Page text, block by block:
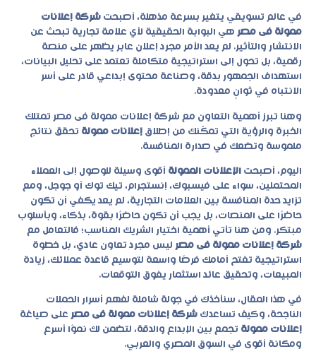
في عالم تسويقي يتغير بسرعة مذهلة، أصبحت شركة إعلانات
ممولة فى مصر هي البوابة الحقيقية لأي علامة تجارية تبحث عن
الانتشار والتأثير. لم يعد الأمر مجرد إعلان عابر يظهر على منصة
رقمية، بل تحول إلى استراتيجية متكاملة تعتمد على تحليل البيانات،
استهداف الجمهور بدقة، وصناعة محتوى إبداعي قادر على أسر
الانتباه في ثوانٍ معدودة.
وهنا تبرز أهمية التعاون مع شركة إعلانات ممولة فى مصر تمتلك
الخبرة والرؤية التي تمكّنك من إطلاق إعلانات ممولة تحقق نتائج
ملموسة وتضعك في صدارة المنافسة.
اليوم، أصبحت الإعلانات الممولة أقوى وسيلة للوصول إلى العملاء
المحتملين، سواء على فيسبوك، إنستجرام، تيك توك أو جوجل، ومع
تزايد حدة المنافسة بين العلامات التجارية، لم يعد يكفي أن تكون
حاضرًا على المنصات، بل يجب أن تكون حاضرًا بقوة، بذكاء، وبأسلوب
مبتكر. ومن هنا تأتي أهمية اختيار الشريك المناسب؛ فالتعامل مع
شركة إعلانات ممولة فى مصر ليس مجرد تعاون عادي، بل خطوة
استراتيجية تفتح أمامك فرصًا واسعة لتوسيع قاعدة عملائك، زيادة
المبيعات، وتحقيق عائد استثمار يفوق التوقعات.
في هذا المقال، سنأخذك في جولة شاملة لفهم أسرار الحملات
الناجحة، وكيف تساعدك شركة إعلانات ممولة فى مصر على صياغة
إعلانات ممولة تجمع بين الإبداع والدقة، لتضمن لك نموًا أسرع
ومكانة أقوى في السوق المصري والعربي.